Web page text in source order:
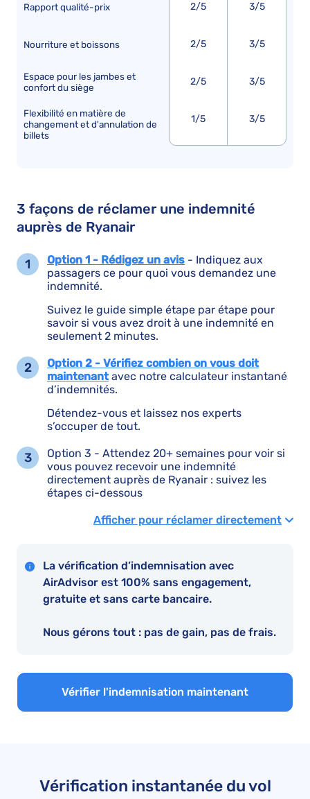
Rapport qualité-prix
Nourriture et boissons
Espace pour les jambes et
confort du siège
Flexibilité en matière de
changement et d'annulation de
billets
2/5
2/5
2/5
1/5
3/5
3/5
3/5
3/5
3 façons de réclamer une indemnité
auprès de Ryanair
Option 1 - Rédigez un avis - Indiquez aux
passagers ce pour quoi vous demandez une
indemnité.
Suivez le guide simple étape par étape pour
savoir si vous avez droit à une indemnité en
seulement 2 minutes.
Option 2 - Vérifiez combien on vous doit
maintenantavec notre calculateur instantané
d’indemnités.
Détendez-vous et laissez nos experts
s’occuper de tout.
Option 3 - Attendez 20+ semaines pour voir si
vous pouvez recevoir une indemnité
directement auprès de Ryanair : suivez les
étapes ci-dessous
Afficher pour réclamer directement
La vérification d’indemnisation avec
AirAdvisor est 100% sans engagement,
gratuite et sans carte bancaire.
Nous gérons tout : pas de gain, pas de frais.
Vérifier l'indemnisation maintenant
Vérification instantanée du vol